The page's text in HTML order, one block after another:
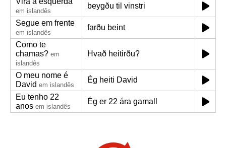
em islandês
beygðu til vinstri
Segue em frente
em islandês
farðu beint
Como te
chamas? em
islandês
Hvað heitirðu?
O meu nome é
David em islandês
Ég heiti David
Eu tenho 22
anos em islandês
Ég er 22 ára gamall